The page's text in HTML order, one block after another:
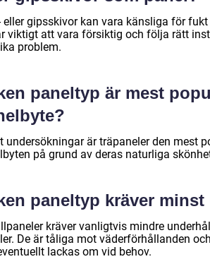
eller gipsskivor kan vara känsliga för
viktigt att vara försiktig och följa rätt
problem.
paneltyp är mest
undersökningar är träpaneler den mest
på grund av deras naturliga
paneltyp kräver
kräver vanligtvis mindre
De är tåliga mot väderförhållanden
lackas om vid behov.